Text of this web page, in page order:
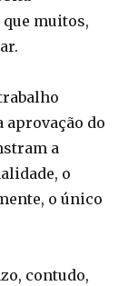
muitos,
aprovação do
a
o
o único
contudo,